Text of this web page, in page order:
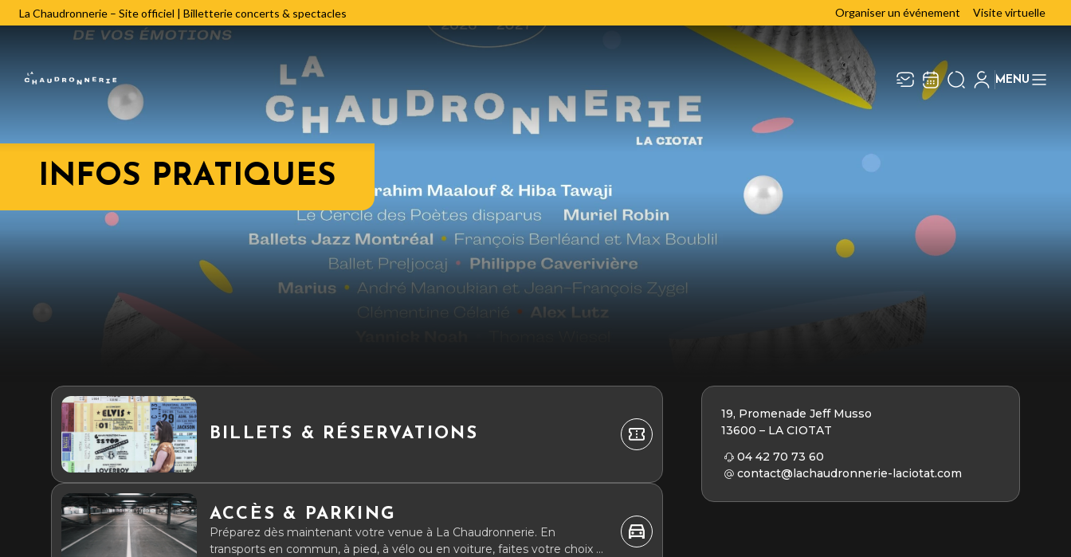
La Chaudronnerie – Site officiel | Billetterie concerts & spectacles Organiser un événement Visite virtuelle
Recevez toute l’actualité en
vous abonnant à notre
ENVOYER
Rivaj Group traite votre adresse électronique pour
la gestion de votre abonnement à la newsletter de
. Vous pouvez retirer votre
MENU
INFOS PRATIQUES
BILLETS & RÉSERVATIONS
ACCÈS & PARKING
Préparez dès maintenant votre venue à La Chaudronnerie. En
transports en commun, à pied, à vélo ou en voiture, faites votre choix et
19, Promenade Jeff Musso
13600 – LA CIOTAT
04 42 70 73 60
contact@lachaudronnerie-laciotat.com